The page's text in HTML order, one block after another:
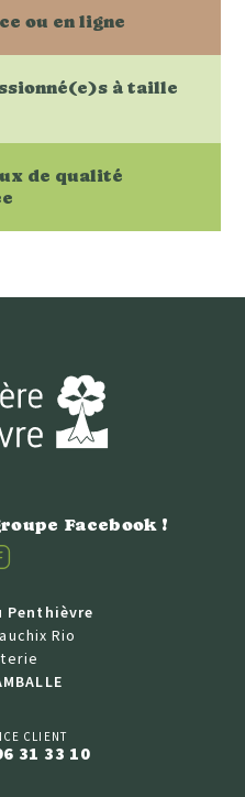
ou en ligne
à taille
de qualité
Facebook !
Penthièvre
Rio
CLIENT
31 33 10